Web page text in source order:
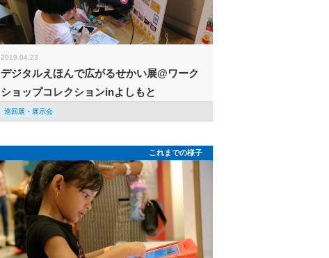
2019.04.23
デジタルえほんで広がるせかい展@ワーク
ショップコレクションinよしもと
巡回展・展示会
これまでの様子